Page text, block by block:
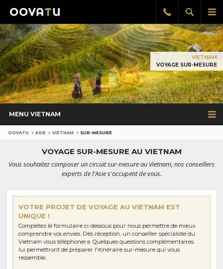
le
Afficher
la
Rappel
gratuit
VIETNAM
VOYAGE SUR-MESURE
MENU VIETNAM
OOVATU ASIE VIETNAM SUR-MESURE
VOYAGE SUR-MESURE AU VIETNAM
Vous souhaitez composer un circuit sur-mesure au Vietnam, nos conseillers
experts de l'Asie s'occupent de vous.
VOTRE PROJET DE VOYAGE AU VIETNAM EST
UNIQUE !
Complétez le formulaire ci-dessous pour nous permettre de mieux
comprendre vos envies. Dès réception, un conseiller spécialiste du
Vietnam vous téléphonera. Quelques questions complémentaires
lui permettront de préparer l'itinéraire sur-mesure qui vous
ressemble.